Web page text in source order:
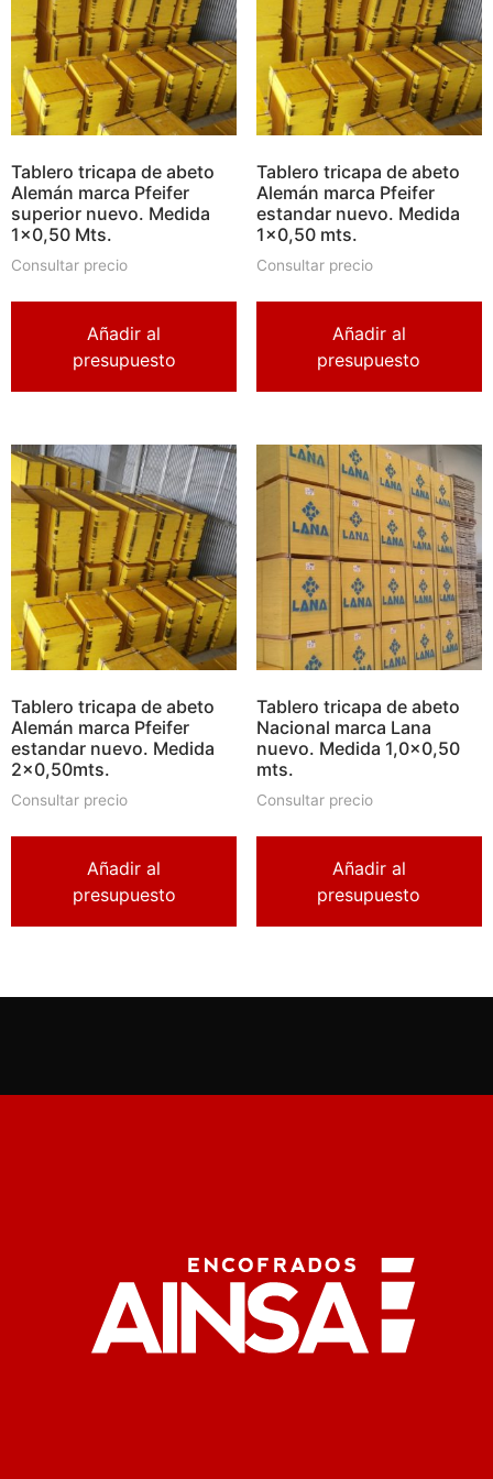
Tablero tricapa de abeto
Alemán marca Pfeifer
superior nuevo. Medida
1×0,50 Mts.
Consultar precio
Añadir al
presupuesto
Tablero tricapa de abeto
Alemán marca Pfeifer
estandar nuevo. Medida
1×0,50 mts.
Consultar precio
Añadir al
presupuesto
Tablero tricapa de abeto
Alemán marca Pfeifer
estandar nuevo. Medida
2×0,50mts.
Consultar precio
Añadir al
presupuesto
Tablero tricapa de abeto
Nacional marca Lana
nuevo. Medida 1,0×0,50
mts.
Consultar precio
Añadir al
presupuesto